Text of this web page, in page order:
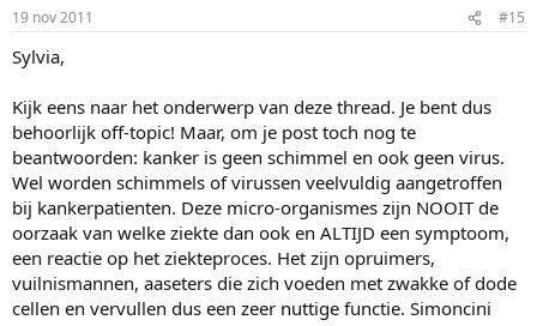
19 nov 2011 #15
Sylvia,
Kijk eens naar het onderwerp van deze thread. Je bent dus
behoorlijk off-topic! Maar, om je post toch nog te
beantwoorden: kanker is geen schimmel en ook geen virus.
Wel worden schimmels of virussen veelvuldig aangetroffen
bij kankerpatienten. Deze micro-organismes zijn NOOIT de
oorzaak van welke ziekte dan ook en ALTIJD een symptoom,
een reactie op het ziekteproces. Het zijn opruimers,
vuilnismannen, aaseters die zich voeden met zwakke of dode
cellen en vervullen dus een zeer nuttige functie. Simoncini